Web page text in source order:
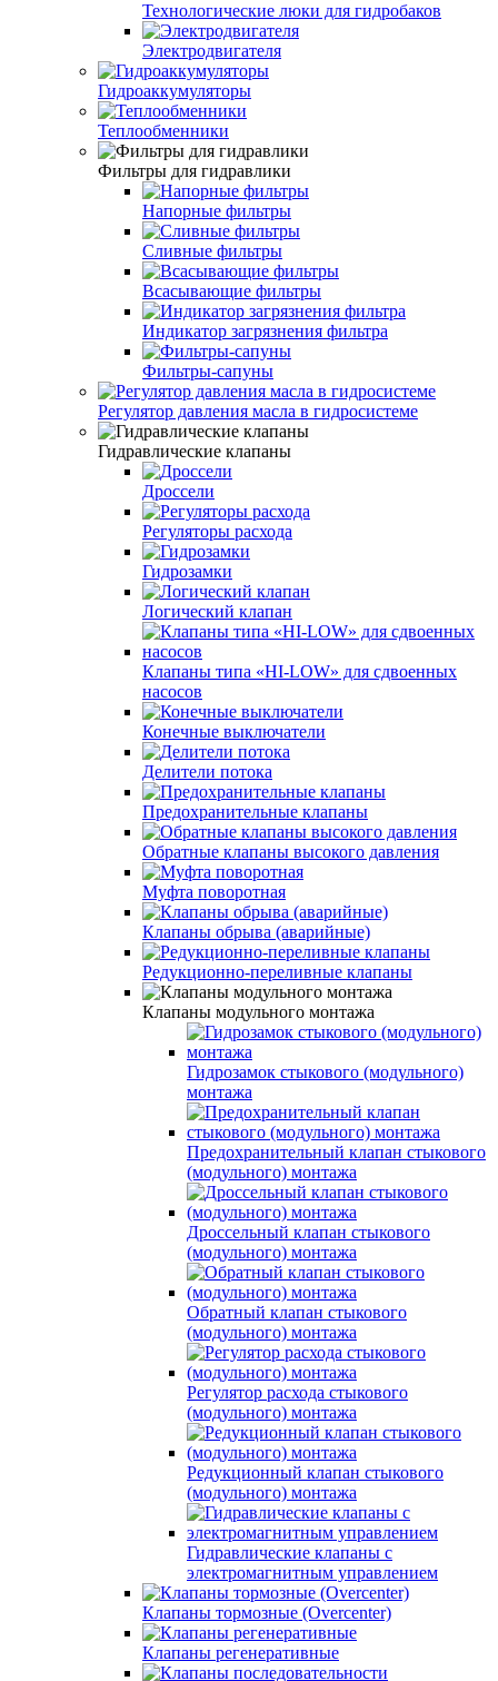
Технологические люки для гидробаков
Электродвигателя
Гидроаккумуляторы
Теплообменники
Фильтры для гидравлики
Напорные фильтры
Сливные фильтры
Всасывающие фильтры
Индикатор загрязнения фильтра
Фильтры-сапуны
Регулятор давления масла в гидросистеме
Гидравлические клапаны
Дроссели
Регуляторы расхода
Гидрозамки
Логический клапан
Клапаны типа «HI-LOW» для сдвоенных
насосов
Конечные выключатели
Делители потока
Предохранительные клапаны
Обратные клапаны высокого давления
Муфта поворотная
Клапаны обрыва (аварийные)
Редукционно-переливные клапаны
Клапаны модульного монтажа
Гидрозамок стыкового (модульного)
монтажа
Предохранительный клапан стыкового
(модульного) монтажа
Дроссельный клапан стыкового
(модульного) монтажа
Обратный клапан стыкового
(модульного) монтажа
Регулятор расхода стыкового
(модульного) монтажа
Редукционный клапан стыкового
(модульного) монтажа
Гидравлические клапаны с
электромагнитным управлением
Клапаны тормозные (Overcenter)
Клапаны регенеративные